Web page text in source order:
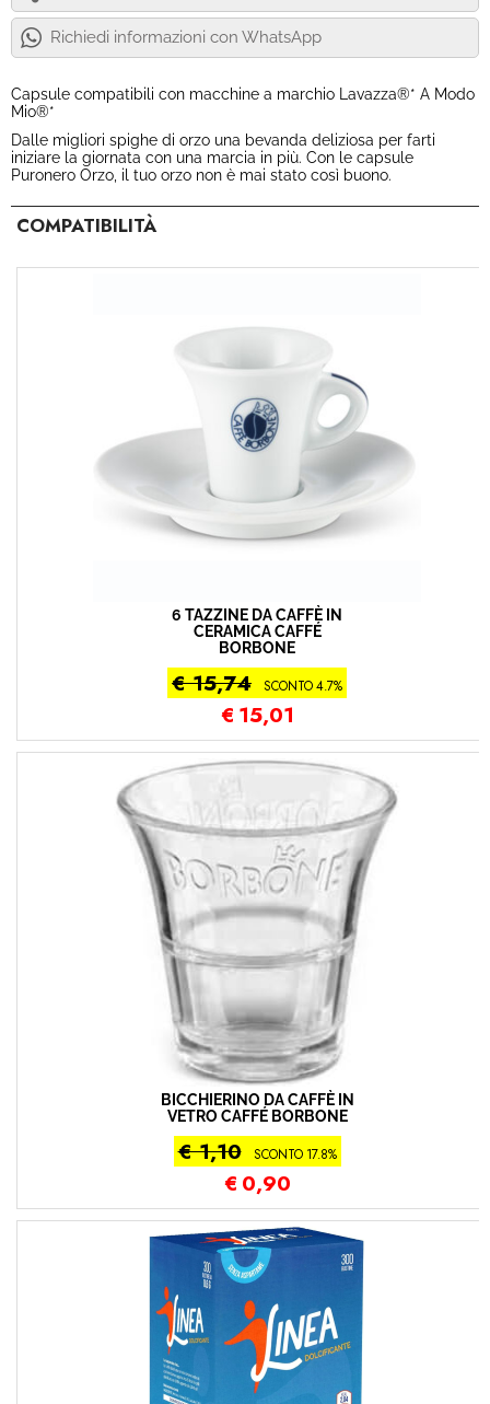
Richiedi informazioni con WhatsApp
Capsule compatibili con macchine a marchio Lavazza®* A Modo
Mio®*
Dalle migliori spighe di orzo una bevanda deliziosa per farti
iniziare la giornata con una marcia in più. Con le capsule
Puronero Orzo, il tuo orzo non è mai stato così buono.
COMPATIBILITÀ
6 TAZZINE DA CAFFÈ IN
CERAMICA CAFFÉ
BORBONE
€ 15,74 SCONTO 4.7%
€ 15,01
BICCHIERINO DA CAFFÈ IN
VETRO CAFFÉ BORBONE
€ 1,10 SCONTO 17.8%
€ 0,90